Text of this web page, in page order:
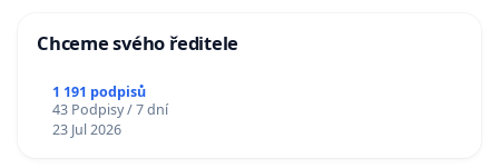
Chceme svého ředitele
1 191 podpisů
43 Podpisy / 7 dní
23 Jul 2026